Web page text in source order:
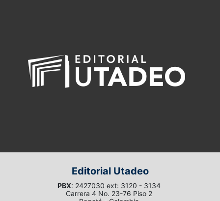
Editorial Utadeo
PBX: 2427030 ext: 3120 - 3134
Carrera 4 No. 23-76 Piso 2